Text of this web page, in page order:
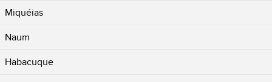
Miquéias
Naum
Habacuque